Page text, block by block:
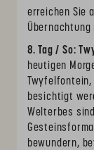
erreichen Sie
8. Tag / So:
heutigen
besichtigt
Welterbes
bewundern,